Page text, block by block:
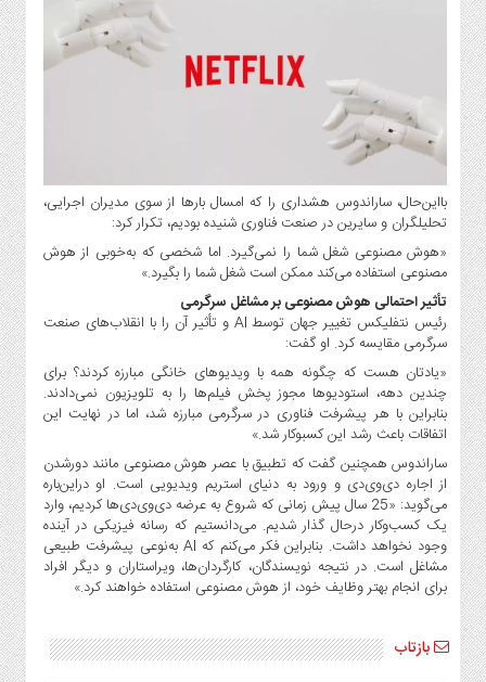
بااین‌حال، ساراندوس هشداری را که امسال بارها از سوی مدیران اجرایی،
تحلیلگران و سایرین در صنعت فناوری شنیده بودیم، تکرار کرد:
«هوش مصنوعی شغل شما را نمی‌گیرد. اما شخصی که به‌خوبی از هوش
مصنوعی استفاده می‌کند ممکن است شغل شما را بگیرد.»
تأثیر احتمالی هوش مصنوعی بر مشاغل سرگرمی
رئیس نتفلیکس تغییر جهان توسط AI و تأثیر آن را با انقلاب‌های صنعت
سرگرمی مقایسه کرد. او گفت:
«یادتان هست که چگونه همه با ویدیوهای خانگی مبارزه کردند؟ برای
چندین دهه، استودیوها مجوز پخش فیلم‌ها را به تلویزیون نمی‌دادند.
بنابراین با هر پیشرفت فناوری در سرگرمی مبارزه شد، اما در نهایت این
اتفاقات باعث رشد این کسبو‌کار شد.»
ساراندوس همچنین گفت که تطبیق با عصر هوش مصنوعی مانند دورشدن
از اجاره دی‌وی‌دی و ورود به دنیای استریم ویدیویی است. او دراین‌باره
می‌گوید: «25 سال پیش زمانی که شروع به عرضه دی‌وی‌دی‌ها کردیم، وارد
یک کسب‌وکار درحال گذار شدیم. می‌دانستیم که رسانه فیزیکی در آینده
وجود نخواهد داشت. بنابراین فکر می‌کنم که AI به‌نوعی پیشرفت طبیعی
مشاغل است. در نتیجه نویسندگان، کارگردان‌ها، ویراستاران و دیگر افراد
برای انجام بهتر وظایف خود، از هوش مصنوعی استفاده خواهند کرد.»
بازتاب